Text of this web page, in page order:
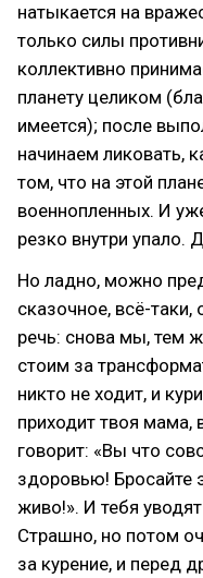
натыкается на
только силы
коллективно
планету целиком
имеется); после
начинаем ликовать,
том, что на этой
военнопленных. И
резко внутри упало.
Но ладно, можно
сказочное, всё-
речь: снова мы, тем
стоим за
никто не ходит, и
приходит твоя мама,
говорит: «Вы что
здоровью! Бросайте
живо!». И тебя
Страшно, но потом
за курение, и перед